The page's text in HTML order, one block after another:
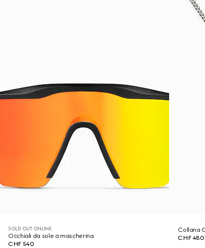
SOLD OUT ONLINE
Occhiali da sole a mascherina
CHF 540
Collana
CHF 480